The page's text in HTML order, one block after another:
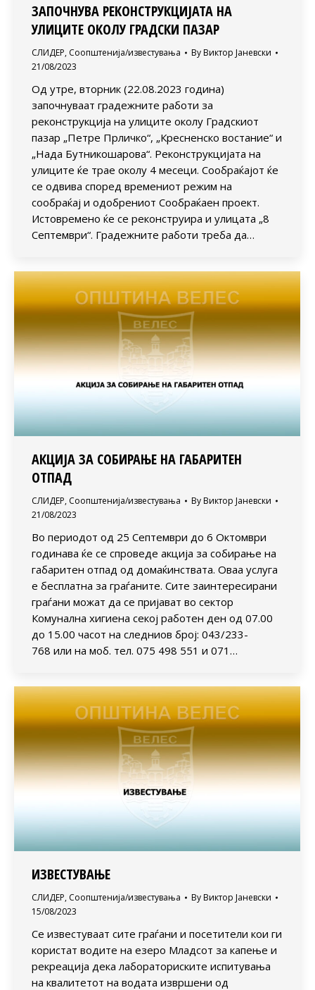
ЗАПОЧНУВА РЕКОНСТРУКЦИЈАТА НА
УЛИЦИТЕ ОКОЛУ ГРАДСКИ ПАЗАР
СЛИДЕР, Соопштенија/известувања By Виктор Јаневски
21/08/2023
Од утре, вторник (22.08.2023 година)
започнуваат градежните работи за
реконструкција на улиците околу Градскиот
пазар „Петре Прличко“, „Кресненско востание“ и
„Нада Бутникошарова“. Реконструкцијата на
улиците ќе трае околу 4 месеци. Сообраќајот ќе
се одвива според времениот режим на
сообраќај и одобрениот Сообраќаен проект.
Истовремено ќе се реконструира и улицата „8
Септември“. Градежните работи треба да…
АКЦИЈА ЗА СОБИРАЊЕ НА ГАБАРИТЕН
ОТПАД
СЛИДЕР, Соопштенија/известувања By Виктор Јаневски
21/08/2023
Во периодот од 25 Септември до 6 Октомври
годинава ќе се спроведе акција за собирање на
габаритен отпад од домаќинствата. Оваа услуга
е бесплатна за граѓаните. Сите заинтересирани
граѓани можат да се пријават во сектор
Комунална хигиена секој работен ден од 07.00
до 15.00 часот на следниов број: 043/233-
768 или на моб. тел. 075 498 551 и 071…
ИЗВЕСТУВАЊЕ
СЛИДЕР, Соопштенија/известувања By Виктор Јаневски
15/08/2023
Се известуваат сите граѓани и посетители кои ги
користат водите на езеро Младсот за капење и
рекреација дека лабораториските испитувања
на квалитетот на водата извршени од